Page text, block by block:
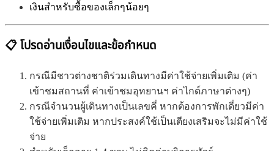
เงินสำหรับซื้อของเล็กๆน้อยๆ
📋 โปรดอ่านเงื่อนไขและข้อกำหนด
กรณีมีชาวต่างชาติร่วมเดินทางมีค่าใช้จ่ายเพิ่มเติม (ค่า
เข้าชมสถานที่ ค่าเข้าชมอุทยานฯ ค่าไกด์ภาษาต่างๆ)
กรณีจำนวนผู้เดินทางเป็นเลขคี่ หากต้องการพักเดี่ยวมีค่า
ใช้จ่ายเพิ่มเติม หากประสงค์ใช้เป็นเตียงเสริมจะไม่มีค่าใช้
จ่าย